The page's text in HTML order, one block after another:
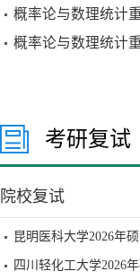
概率论与数理统计
概率论与数理统计
考研复试
院校复试